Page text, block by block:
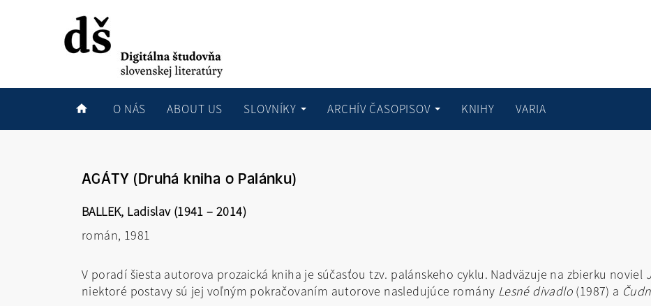
O NÁS ABOUT US SLOVNÍKY ARCHÍV ČASOPISOV KNIHY VARIA
AGÁTY (Druhá kniha o Palánku)
BALLEK, Ladislav (1941 – 2014)
román, 1981
V poradí šiesta autorova prozaická kniha je súčasťou tzv. palánskeho cyklu. Nadväzuje na zbierku noviel
niektoré postavy sú jej voľným pokračovaním autorove nasledujúce romány Lesné divadlo (1987) a